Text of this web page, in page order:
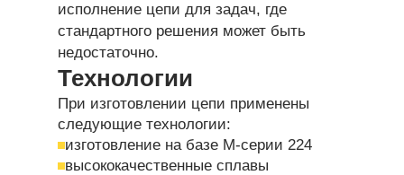
исполнение цепи для задач, где
стандартного решения может быть
недостаточно.
Технологии
При изготовлении цепи применены
следующие технологии:
изготовление на базе М-серии 224
высококачественные сплавы